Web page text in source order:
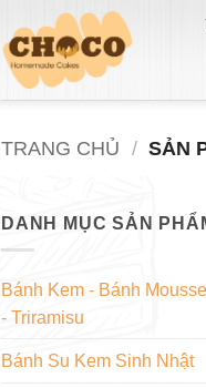
TRANG CHỦ / SẢN
DANH MỤC SẢN
Bánh Kem - Bánh Mousse
- Triramisu
Bánh Su Kem Sinh Nhật